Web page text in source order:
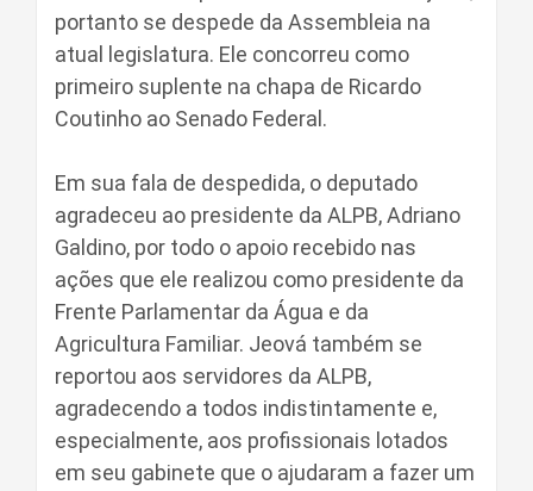
portanto se despede da Assembleia na
atual legislatura. Ele concorreu como
primeiro suplente na chapa de Ricardo
Coutinho ao Senado Federal.
Em sua fala de despedida, o deputado
agradeceu ao presidente da ALPB, Adriano
Galdino, por todo o apoio recebido nas
ações que ele realizou como presidente da
Frente Parlamentar da Água e da
Agricultura Familiar. Jeová também se
reportou aos servidores da ALPB,
agradecendo a todos indistintamente e,
especialmente, aos profissionais lotados
em seu gabinete que o ajudaram a fazer um